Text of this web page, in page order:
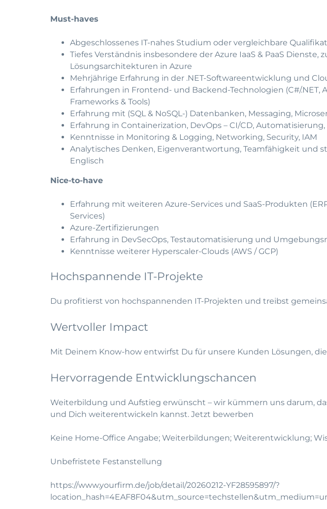
Must-haves
Abgeschlossenes IT-nahes Studium oder vergleichbare
Tiefes Verständnis insbesondere der Azure IaaS & PaaS
Lösungsarchitekturen in Azure
Mehrjährige Erfahrung in der .NET-Softwareentwicklung und
Erfahrungen in Frontend- und Backend-Technologien (C#/.NET,
Frameworks & Tools)
Erfahrung mit (SQL & NoSQL-) Datenbanken, Messaging,
Erfahrung in Containerization, DevOps – CI/CD,
Kenntnisse in Monitoring & Logging, Networking, Security, IAM
Analytisches Denken, Eigenverantwortung, Teamfähigkeit und
Englisch
Nice-to-have
Erfahrung mit weiteren Azure-Services und SaaS-Produkten
Services)
Azure-Zertifizierungen
Erfahrung in DevSecOps, Testautomatisierung und
Kenntnisse weiterer Hyperscaler-Clouds (AWS / GCP)
Hochspannende IT-Projekte
Du profitierst von hochspannenden IT-Projekten und treibst
Wertvoller Impact
Mit Deinem Know-how entwirfst Du für unsere Kunden Lösungen,
Hervorragende Entwicklungschancen
Weiterbildung und Aufstieg erwünscht – wir kümmern uns darum,
und Dich weiterentwickeln kannst. Jetzt bewerben
Keine Home-Office Angabe; Weiterbildungen; Weiterentwicklung;
Unbefristete Festanstellung
https://www.yourfirm.de/job/detail/20260212-YF28595897/?